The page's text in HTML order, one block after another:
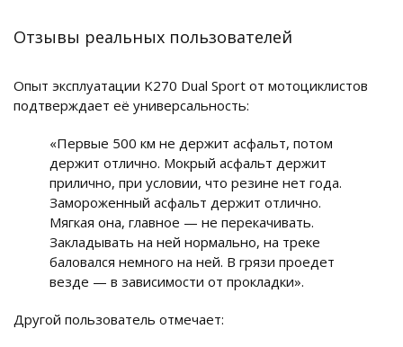
Отзывы реальных пользователей
Опыт эксплуатации K270 Dual Sport от мотоциклистов
подтверждает её универсальность:
«Первые 500 км не держит асфальт, потом
держит отлично. Мокрый асфальт держит
прилично, при условии, что резине нет года.
Замороженный асфальт держит отлично.
Мягкая она, главное — не перекачивать.
Закладывать на ней нормально, на треке
баловался немного на ней. В грязи проедет
везде — в зависимости от прокладки».
Другой пользователь отмечает: